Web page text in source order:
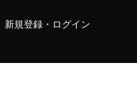
新規登録・ログイン